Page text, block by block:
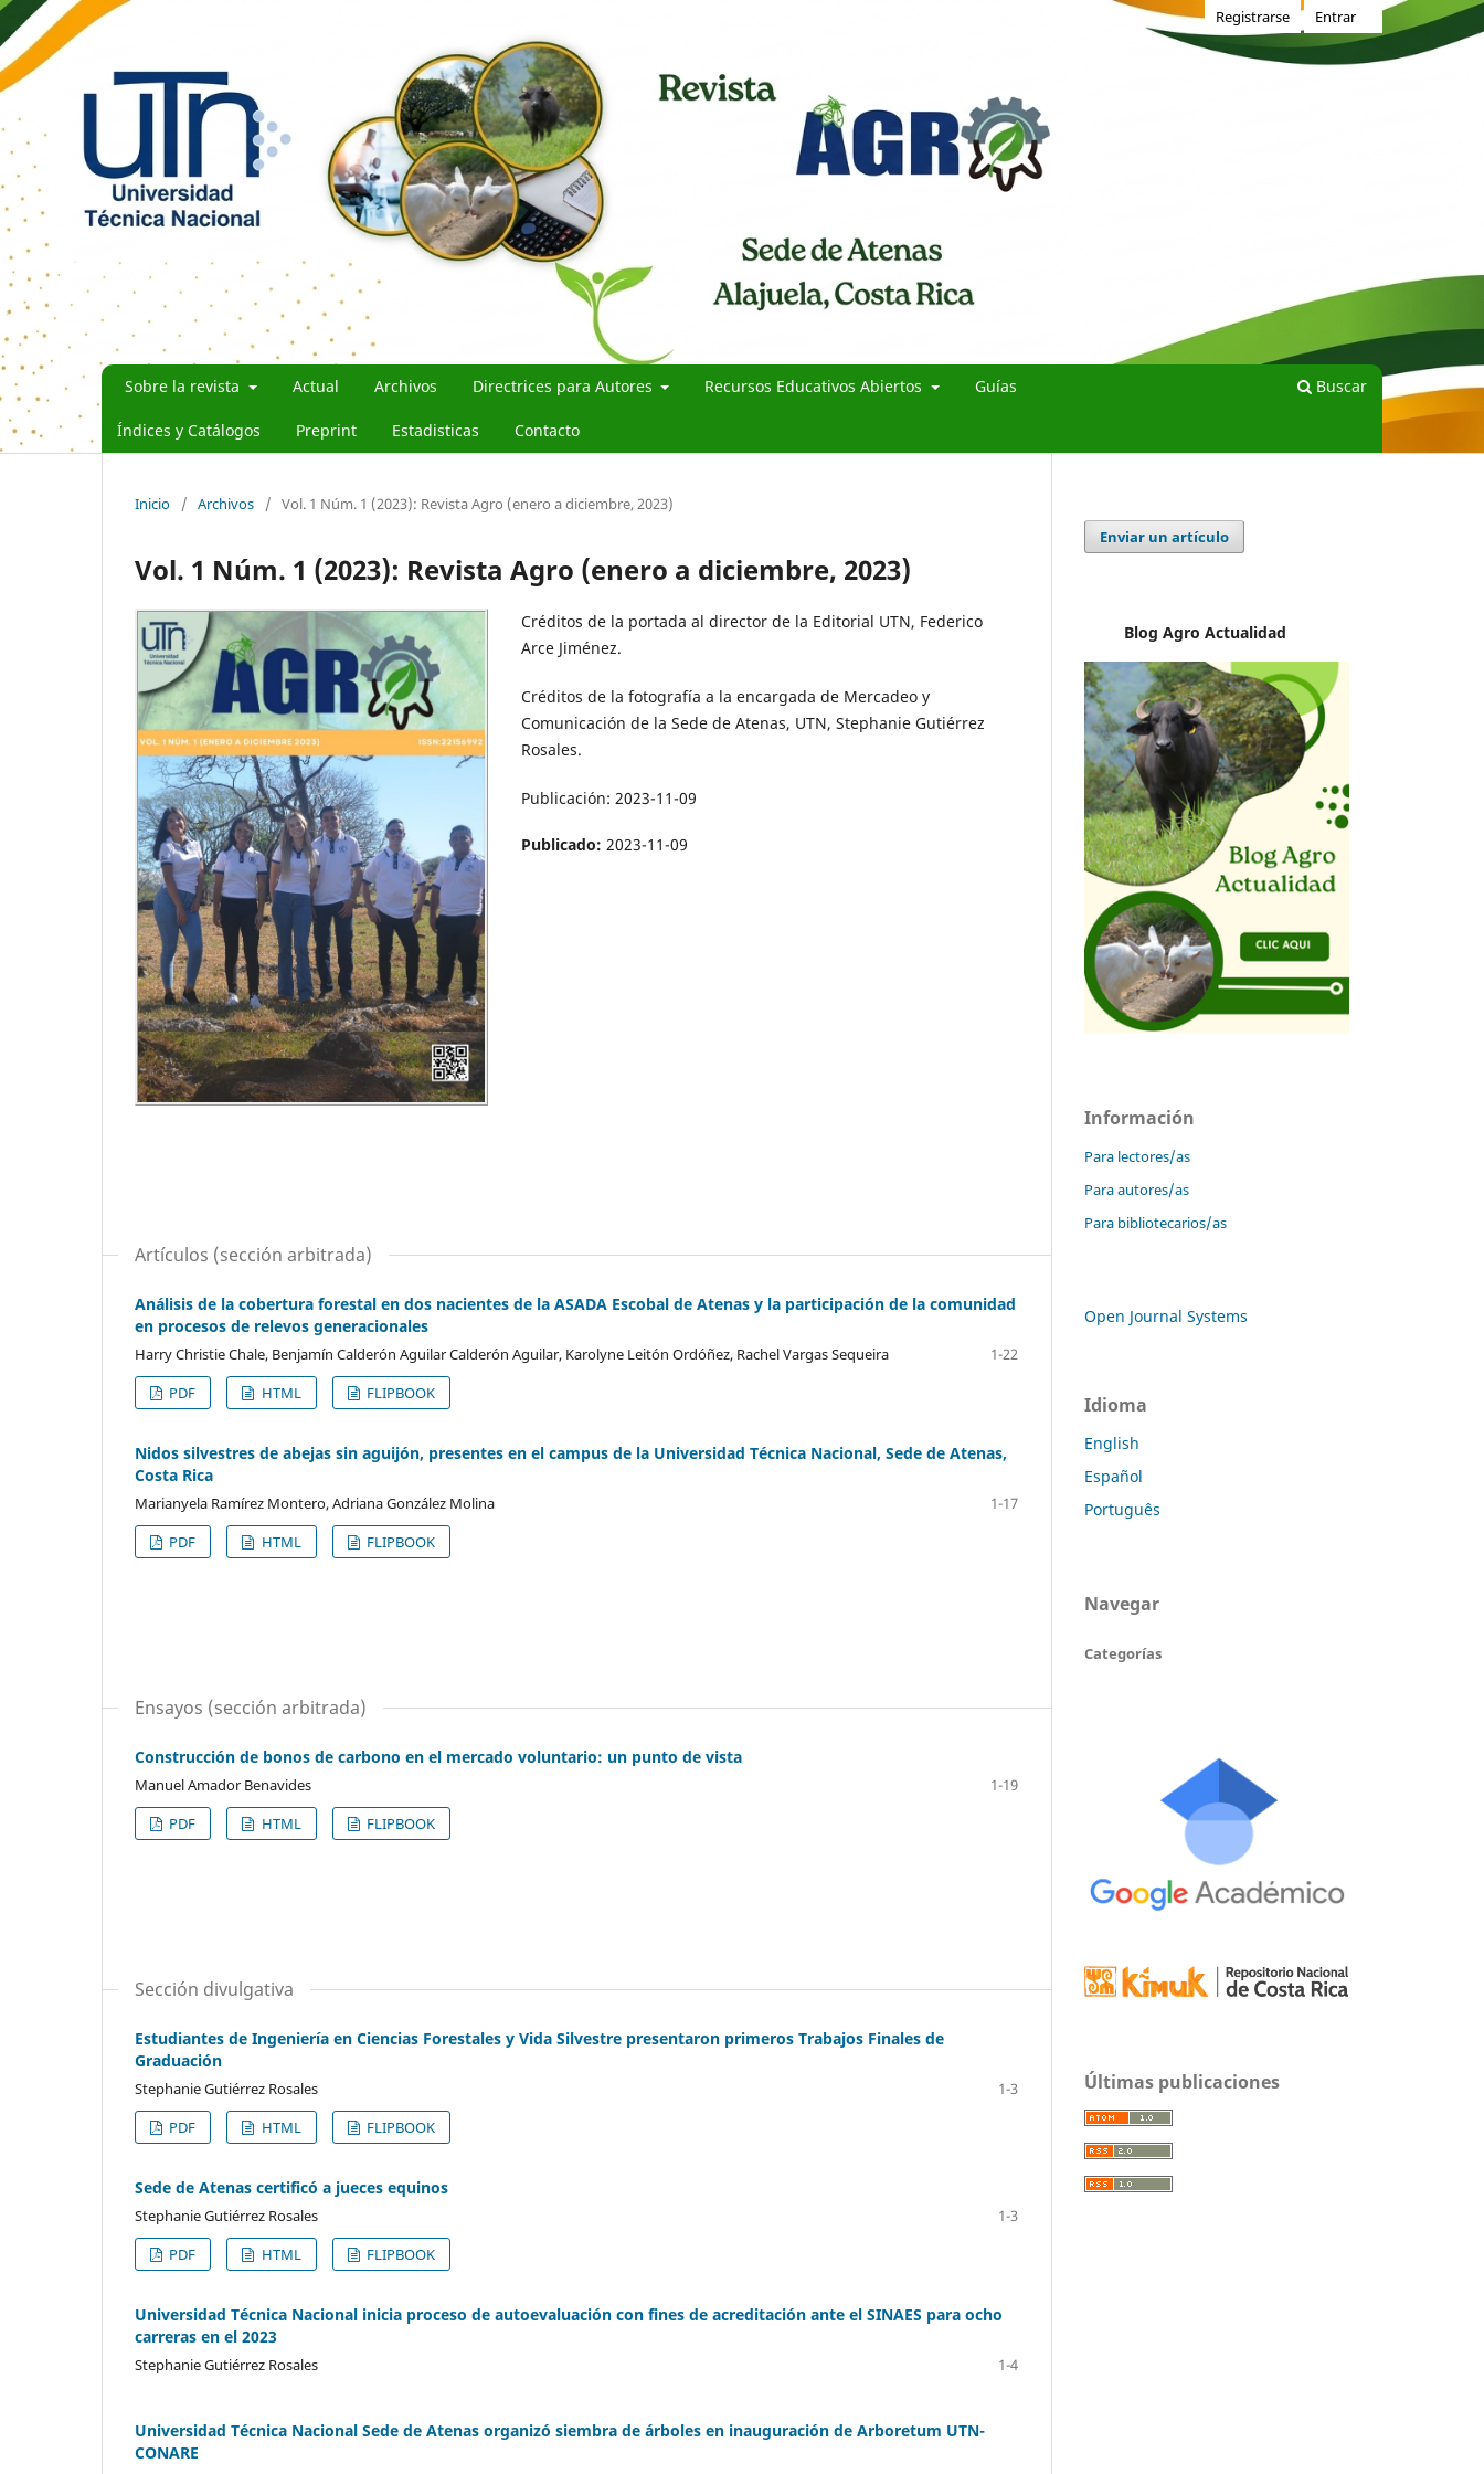
Sobre la revista Actual Archivos Directrices para Autores Recursos Educativos Abiertos Guías
Índices y Catálogos Preprint Estadisticas Contacto
Buscar
Registrarse Entrar
Inicio / Archivos / Vol. 1 Núm. 1 (2023): Revista Agro (enero a diciembre, 2023)
Vol. 1 Núm. 1 (2023): Revista Agro (enero a diciembre, 2023)
Créditos de la portada al director de la Editorial UTN, Federico
Arce Jiménez.
Créditos de la fotografía a la encargada de Mercadeo y
Comunicación de la Sede de Atenas, UTN, Stephanie Gutiérrez
Rosales.
Publicación: 2023-11-09
Publicado: 2023-11-09
Artículos (sección arbitrada)
Análisis de la cobertura forestal en dos nacientes de la ASADA Escobal de Atenas y la participación de la comunidad
en procesos de relevos generacionales
Harry Christie Chale, Benjamín Calderón Aguilar Calderón Aguilar, Karolyne Leitón Ordóñez, Rachel Vargas Sequeira
1-22
PDF
HTML FLIPBOOK
Nidos silvestres de abejas sin aguijón, presentes en el campus de la Universidad Técnica Nacional, Sede de Atenas,
Costa Rica
Marianyela Ramírez Montero, Adriana González Molina
1-17
PDF
HTML FLIPBOOK
Ensayos (sección arbitrada)
Construcción de bonos de carbono en el mercado voluntario: un punto de vista
Manuel Amador Benavides
1-19
PDF
HTML FLIPBOOK
Sección divulgativa
Estudiantes de Ingeniería en Ciencias Forestales y Vida Silvestre presentaron primeros Trabajos Finales de
Graduación
Stephanie Gutiérrez Rosales
1-3
PDF
HTML FLIPBOOK
Sede de Atenas certificó a jueces equinos
Stephanie Gutiérrez Rosales
1-3
PDF
HTML FLIPBOOK
Universidad Técnica Nacional inicia proceso de autoevaluación con fines de acreditación ante el SINAES para ocho
carreras en el 2023
Stephanie Gutiérrez Rosales 1-4
Universidad Técnica Nacional Sede de Atenas organizó siembra de árboles en inauguración de Arboretum UTN-
CONARE
Enviar un artículo
Blog Agro Actualidad
Información
Para lectores/as
Para autores/as
Para bibliotecarios/as
Open Journal Systems
Idioma
English
Español
Português
Navegar
Categorías
Últimas publicaciones